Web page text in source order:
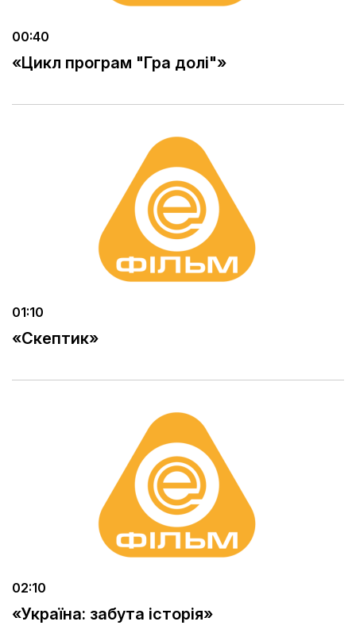
00:40
«Цикл програм "Гра долі"»
01:10
«Скептик»
02:10
«Україна: забута історія»